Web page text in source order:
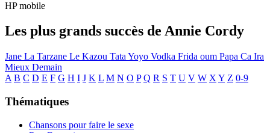
HP mobile
Les plus grands succès de Annie Cordy
Jane La Tarzane Le Kazou Tata Yoyo Vodka Frida oum Papa Ca Ira
Mieux Demain
A B C D E F G H I J K L M N O P Q R S T U V W X Y Z 0-9
Thématiques
Chansons pour faire le sexe